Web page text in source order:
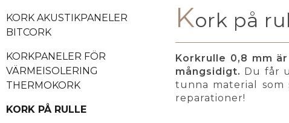
KORK AKUSTIKPANELER
BITCORK
KORKPANELER FÖR
VÄRMEISOLERING
THERMOKORK
KORK PÅ RULLE
Kork på
Korkrulle 0,8 mm
mångsidigt. Du får
tunna material
reparationer!